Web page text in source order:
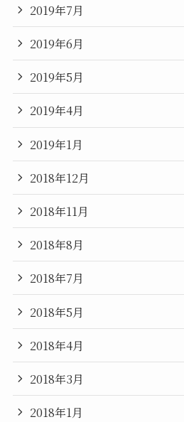
2019年7月
2019年6月
2019年5月
2019年4月
2019年1月
2018年12月
2018年11月
2018年8月
2018年7月
2018年5月
2018年4月
2018年3月
2018年1月